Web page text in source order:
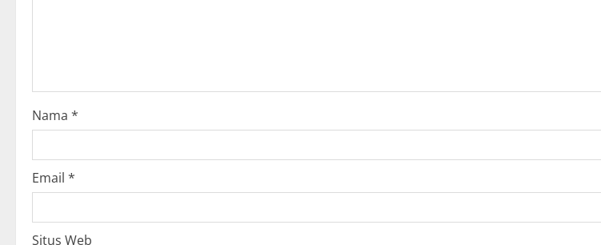
i
o
n
Nama *
Email *
Situs Web